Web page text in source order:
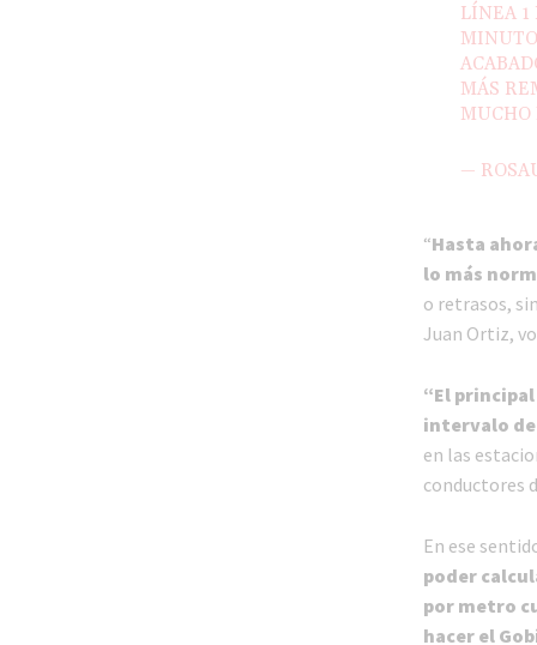
LÍNEA 1
MÁS
—
“Hasta
lo más
o retrasos,
Juan Ortiz,
“El
intervalo
en las
conductores
En ese
poder
por metro
hacer el